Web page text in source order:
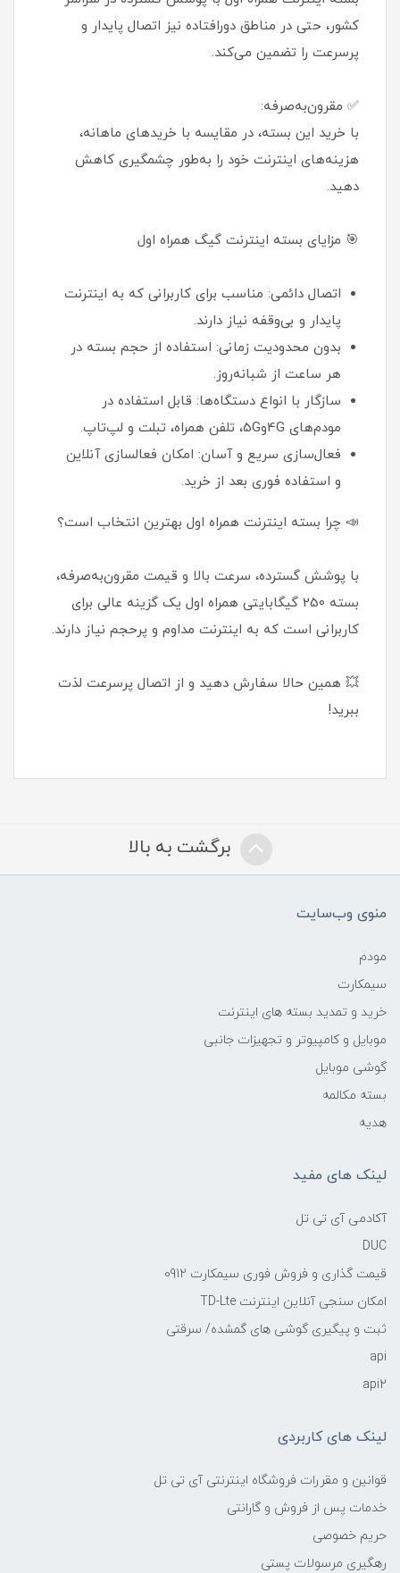
کشور، حتی در مناطق دورافتاده نیز اتصال پایدار و
پرسرعت را تضمین می‌کند.
✅ مقرون‌به‌صرفه:
با خرید این بسته، در مقایسه با خریدهای ماهانه،
هزینه‌های اینترنت خود را به‌طور چشمگیری کاهش
دهید.
🎯 مزایای بسته اینترنت گیگ همراه اول
اتصال دائمی: مناسب برای کاربرانی که به اینترنت
پایدار و بی‌وقفه نیاز دارند.
بدون محدودیت زمانی: استفاده از حجم بسته در
هر ساعت از شبانه‌روز.
سازگار با انواع دستگاه‌ها: قابل استفاده در
مودم‌های 4Gو5G، تلفن همراه، تبلت و لپ‌تاپ.
فعال‌سازی سریع و آسان: امکان فعالسازی آنلاین
و استفاده فوری بعد از خرید.
📣 چرا بسته اینترنت همراه اول بهترین انتخاب است؟
با پوشش گسترده، سرعت بالا و قیمت مقرون‌به‌صرفه،
بسته 250 گیگابایتی همراه اول یک گزینه عالی برای
کاربرانی است که به اینترنت مداوم و پرحجم نیاز دارند.
💥 همین حالا سفارش دهید و از اتصال پرسرعت لذت
ببرید!
برگشت به بالا
منوی وب‌سایت
مودم
سیمکارت
خرید و تمدید بسته های اینترنت
موبایل و کامپیوتر و تجهیزات جانبی
گوشی موبایل
بسته مکالمه
هدیه
لینک های مفید
آکادمی آی تی تل
DUC
قیمت گذاری و فروش فوری سیمکارت 0912
امکان سنجی آنلاین اینترنت TD-Lte
ثبت و پیگیری گوشی های گمشده/ سرقتی
api
api2
لینک های کاربردی
قوانین و مقررات فروشگاه اینترنتی آی تی تل
خدمات پس از فروش و گارانتی
حریم خصوصی
رهگیری مرسولات پستی